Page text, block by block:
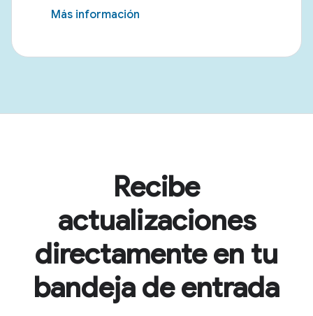
Más información
Recibe
actualizaciones
directamente en tu
bandeja de entrada